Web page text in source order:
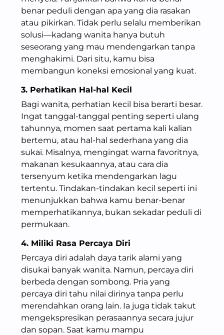
benar peduli dengan apa yang dia rasakan
atau pikirkan. Tidak perlu selalu memberikan
solusi—kadang wanita hanya butuh
seseorang yang mau mendengarkan tanpa
menghakimi. Dari situ, kamu bisa
membangun koneksi emosional yang kuat.
3. Perhatikan Hal-hal Kecil
Bagi wanita, perhatian kecil bisa berarti besar.
Ingat tanggal-tanggal penting seperti ulang
tahunnya, momen saat pertama kali kalian
bertemu, atau hal-hal sederhana yang dia
sukai. Misalnya, mengingat warna favoritnya,
makanan kesukaannya, atau cara dia
tersenyum ketika mendengarkan lagu
tertentu. Tindakan-tindakan kecil seperti ini
menunjukkan bahwa kamu benar-benar
memperhatikannya, bukan sekadar peduli di
permukaan.
4. Miliki Rasa Percaya Diri
Percaya diri adalah daya tarik alami yang
disukai banyak wanita. Namun, percaya diri
berbeda dengan sombong. Pria yang
percaya diri tahu nilai dirinya tanpa perlu
merendahkan orang lain. Ia juga tidak takut
mengekspresikan perasaannya secara jujur
dan sopan. Saat kamu mampu